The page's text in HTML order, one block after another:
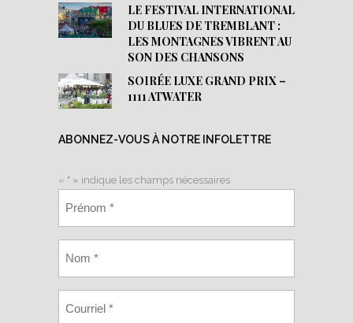
LE FESTIVAL INTERNATIONAL
DU BLUES DE TREMBLANT :
LES MONTAGNES VIBRENT AU
SON DES CHANSONS
SOIRÉE LUXE GRAND PRIX –
1111 ATWATER
ABONNEZ-VOUS À NOTRE INFOLETTRE
« * » indique les champs nécessaires